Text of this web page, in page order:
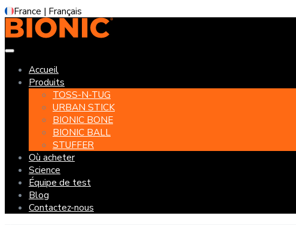
Skip
to
content
France | Français
Accueil
Produits
TOSS-N-TUG
URBAN STICK
BIONIC BONE
BIONIC BALL
STUFFER
Où acheter
Science
Équipe de test
Blog
Contactez-nous